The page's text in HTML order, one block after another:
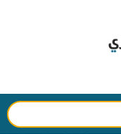
غير مسبوقة
f
𝕏
in